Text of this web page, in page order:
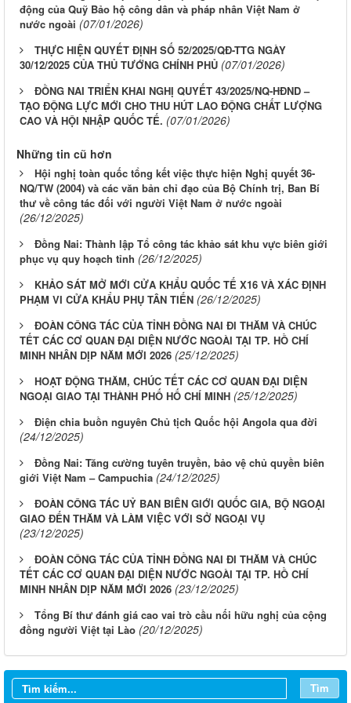
động của Quỹ Bảo hộ công dân và pháp nhân Việt Nam ở
nước ngoài (07/01/2026)
THỰC HIỆN QUYẾT ĐỊNH SỐ 52/2025/QĐ-TTG NGÀY
30/12/2025 CỦA THỦ TƯỚNG CHÍNH PHỦ (07/01/2026)
ĐỒNG NAI TRIỂN KHAI NGHỊ QUYẾT 43/2025/NQ-HĐND –
TẠO ĐỘNG LỰC MỚI CHO THU HÚT LAO ĐỘNG CHẤT LƯỢNG
CAO VÀ HỘI NHẬP QUỐC TẾ. (07/01/2026)
Những tin cũ hơn
Hội nghị toàn quốc tổng kết việc thực hiện Nghị quyết 36-
NQ/TW (2004) và các văn bản chỉ đạo của Bộ Chính trị, Ban Bí
thư về công tác đối với người Việt Nam ở nước ngoài
(26/12/2025)
Đồng Nai: Thành lập Tổ công tác khảo sát khu vực biên giới
phục vụ quy hoạch tỉnh (26/12/2025)
KHẢO SÁT MỞ MỚI CỬA KHẨU QUỐC TẾ X16 VÀ XÁC ĐỊNH
PHẠM VI CỬA KHẨU PHỤ TÂN TIẾN (26/12/2025)
ĐOÀN CÔNG TÁC CỦA TỈNH ĐỒNG NAI ĐI THĂM VÀ CHÚC
TẾT CÁC CƠ QUAN ĐẠI DIỆN NƯỚC NGOÀI TẠI TP. HỒ CHÍ
MINH NHÂN DỊP NĂM MỚI 2026 (25/12/2025)
HOẠT ĐỘNG THĂM, CHÚC TẾT CÁC CƠ QUAN ĐẠI DIỆN
NGOẠI GIAO TẠI THÀNH PHỐ HỐ CHÍ MINH (25/12/2025)
Điện chia buồn nguyên Chủ tịch Quốc hội Angola qua đời
(24/12/2025)
Đồng Nai: Tăng cường tuyên truyền, bảo vệ chủ quyền biên
giới Việt Nam – Campuchia (24/12/2025)
ĐOÀN CÔNG TÁC UỶ BAN BIÊN GIỚI QUỐC GIA, BỘ NGOẠI
GIAO ĐẾN THĂM VÀ LÀM VIỆC VỚI SỞ NGOẠI VỤ
(23/12/2025)
ĐOÀN CÔNG TÁC CỦA TỈNH ĐỒNG NAI ĐI THĂM VÀ CHÚC
TẾT CÁC CƠ QUAN ĐẠI DIỆN NƯỚC NGOÀI TẠI TP. HỒ CHÍ
MINH NHÂN DỊP NĂM MỚI 2026 (23/12/2025)
Tổng Bí thư đánh giá cao vai trò cầu nối hữu nghị của cộng
đồng người Việt tại Lào (20/12/2025)
Tìm